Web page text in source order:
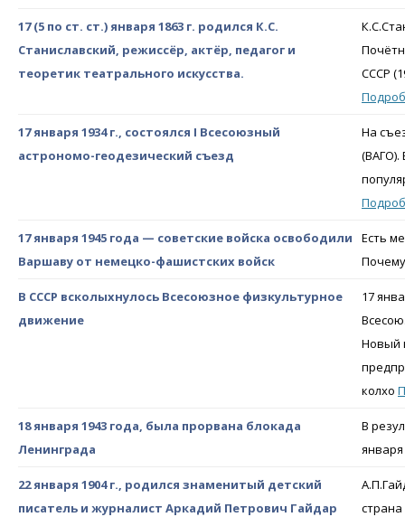
17 (5 по ст. ст.) января 1863 г. родился К.С.
Станиславский, режиссёр, актёр, педагог и
теоретик театрального искусства.
СССР
17 января 1934 г., состоялся I Всесоюзный
астрономо-геодезический съезд
На
(ВАГО).
17 января 1945 года — cоветские войска освободили
Варшаву от немецко-фашистских войск
Есть
В СССР всколыхнулось Всесоюзное физкультурное
движение
17
Новый
колхо
18 января 1943 года, была прорвана блокада
Ленинграда
В
22 января 1904 г., родился знаменитый детский
писатель и журналист Аркадий Петрович Гайдар